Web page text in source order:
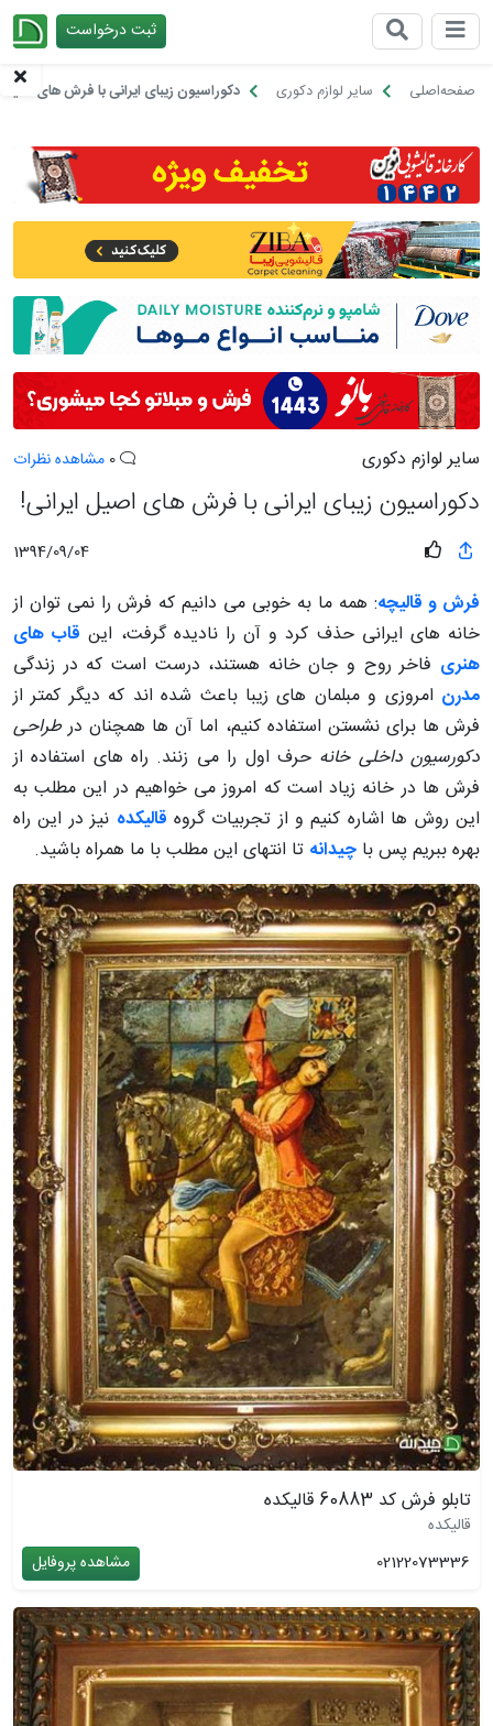
ثبت درخواست
صفحه‌اصلی سایر لوازم دکوری دکوراسیون زیبای ایرانی با فرش های اصیل
سایر لوازم دکوری مشاهده نظرات
دکوراسیون زیبای ایرانی با فرش های اصیل ایرانی!
1394/09/04
فرش و قالیچه: همه ما به خوبی می دانیم که فرش را نمی توان از
خانه های ایرانی حذف کرد و آن را نادیده گرفت، این قاب های
هنری فاخر روح و جان خانه هستند، درست است که در زندگی
مدرن امروزی و مبلمان های زیبا باعث شده اند که دیگر کمتر از
فرش ها برای نشستن استفاده کنیم، اما آن ها همچنان درطراحی
دکورسیون داخلی خانه حرف اول را می زنند. راه های استفاده از
فرش ها در خانه زیاد است که امروز می خواهیم در این مطلب به
این روش ها اشاره کنیم و از تجربیات گروه قالیکده نیز در این راه
بهره ببریم پس با چیدانه تا انتهای این مطلب با ما همراه باشید.
تابلو فرش کد 60883 قالیکده
قالیکده
02122073336
مشاهده پروفایل